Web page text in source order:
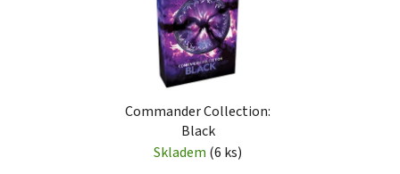
Commander Collection:
Black
Skladem (6 ks)